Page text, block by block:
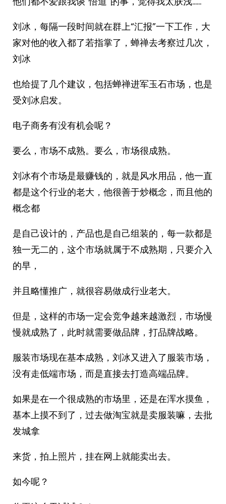
刘冰，每隔一段时间就在群上“汇报”一下工作，大
家对他的收入都了若指掌了，蝉禅去考察过几次，
刘冰
也给提了几个建议，包括蝉禅进军玉石市场，也是
受刘冰启发。
电子商务有没有机会呢？
要么，市场不成熟。要么，市场很成熟。
刘冰有个市场是最赚钱的，就是风水用品，他一直
都是这个行业的老大，他很善于炒概念，而且他的
概念都
是自己设计的，产品也是自己组装的，每一款都是
独一无二的，这个市场就属于不成熟期，只要介入
的早，
并且略懂推广，就很容易做成行业老大。
但是，这样的市场一定会竞争越来越激烈，市场慢
慢就成熟了，此时就需要做品牌，打品牌战略。
服装市场现在基本成熟，刘冰又进入了服装市场，
没有走低端市场，而是直接去打造高端品牌。
如果是在一个很成熟的市场里，还是在浑水摸鱼，
基本上摸不到了，过去做淘宝就是卖服装嘛，去批
发城拿
来货，拍上照片，挂在网上就能卖出去。
如今呢？